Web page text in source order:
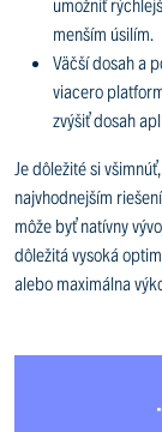
menším úsilím.
Väčší dosah a
viacero
zvýšiť dosah
Je dôležité si
najvhodnejším
môže byť natívny
dôležitá vysoká
alebo maximálna